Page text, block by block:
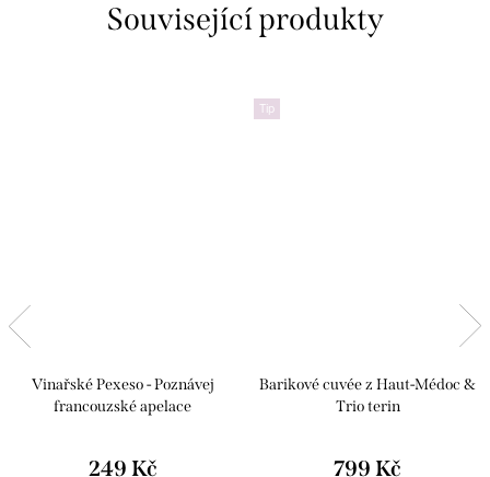
Související produkty
Vinařské Pexeso - Poznávej
francouzské apelace
249 Kč
Tip
Barikové cuvée z Haut-Médoc &
Trio terin
799 Kč